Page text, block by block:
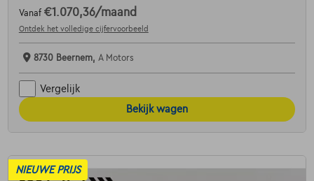
Vanaf €1.070,36/maand
Ontdek het volledige cijfervoorbeeld
8730 Beernem, A Motors
Vergelijk
Bekijk wagen
NIEUWE PRIJS